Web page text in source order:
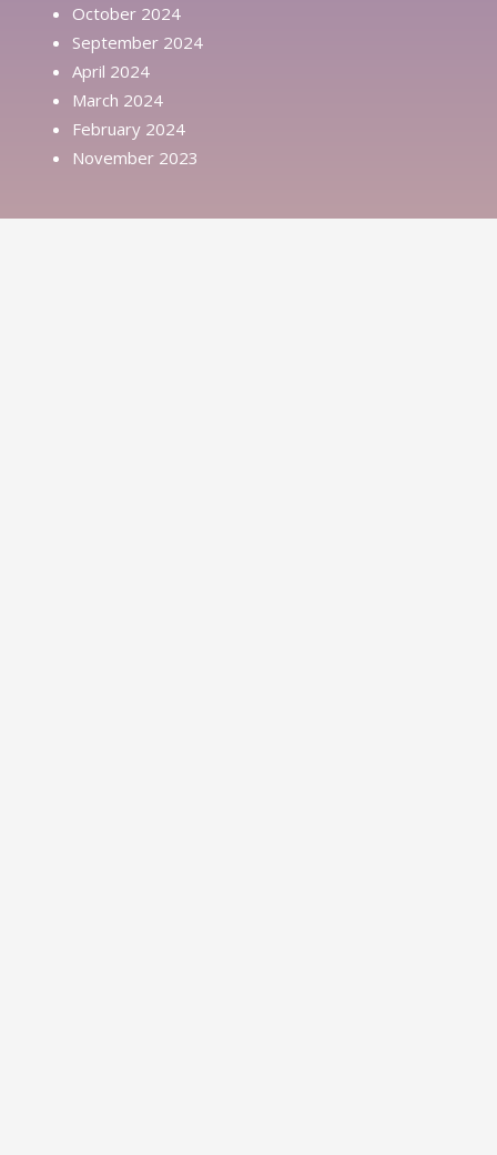
October 2024
September 2024
April 2024
March 2024
February 2024
November 2023